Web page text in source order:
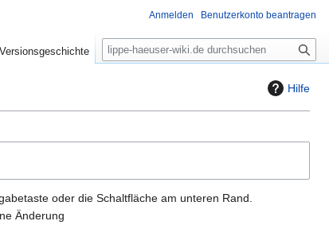
Hilfe
oder die Schaltfläche am unteren Rand.
Änderung
Anmelden Benutzerkonto beantragen
Versionsgeschichte
S
u
e